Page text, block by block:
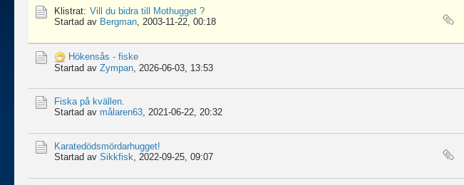
Klistrat: Vill du bidra till Mothugget ?
Startad av Bergman, 2003-11-22, 00:18
Hökensås - fiske
Startad av Zympan, 2026-06-03, 13:53
Fiska på kvällen.
Startad av målaren63, 2021-06-22, 20:32
Karatedödsmördarhugget!
Startad av Sikkfisk, 2022-09-25, 09:07